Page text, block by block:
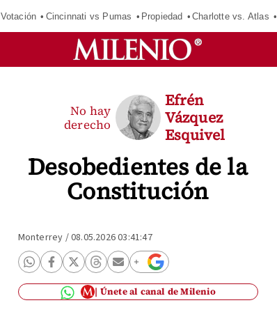
Votación Cincinnati vs Pumas Propiedad Charlotte vs. Atlas
Desobedientes de la
Constitución
No hay
derecho
Efrén
Vázquez
Esquivel
Monterrey /08.05.2026 03:41:47
Únete al canal de Milenio